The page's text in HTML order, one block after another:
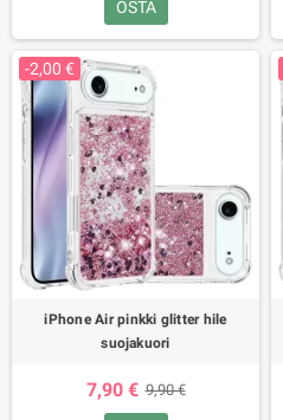
OSTA
-2,00 €
iPhone Air pinkki glitter hile
suojakuori
7,90 € 9,90 €